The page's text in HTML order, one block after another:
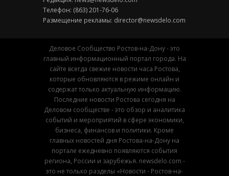
Телефон: (863) 201-76-06
Размещение рекламы: director@newsdelo.com
Деловое Сообщество Ростов-на-Дону - это
главный информационный портал города. На
сайте всегда свежие новости часа Ростова,
которые обновляются в режиме онлайн и
содержат только актуальную информацию.
Последние новости Ростова сегодня на
Деловом сообществе - это обзор и аналитика
событий и мероприятий в сфере экономики,
бизнеса, финансов и политики. Кроме
главных новостей дня Ростова-на-Дону на
портале ежедневно появляются события
региона, России и зарубежья. newsdelo.com -
это не только разделы «Новости - Ростов-на-